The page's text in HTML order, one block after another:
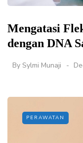
Mengatasi
dengan DNA
By Sylmi Munaji
PERAWATAN